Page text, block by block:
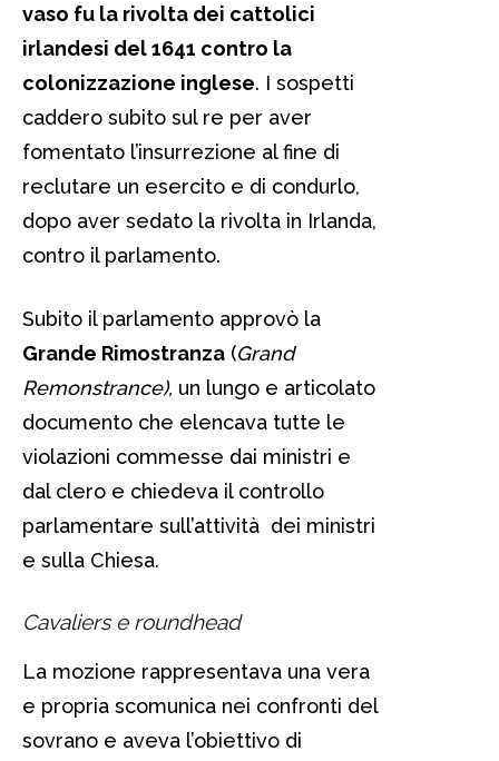
vaso fu la rivolta dei cattolici
irlandesi del 1641 contro la
colonizzazione inglese. I sospetti
caddero subito sul re per aver
fomentato l’insurrezione al fine di
reclutare un esercito e di condurlo,
dopo aver sedato la rivolta in Irlanda,
contro il parlamento.
Subito il parlamento approvò la
Grande Rimostranza (Grand
Remonstrance), un lungo e articolato
documento che elencava tutte le
violazioni commesse dai ministri e
dal clero e chiedeva il controllo
parlamentare sull’attività dei ministri
e sulla Chiesa.
Cavaliers e roundhead
La mozione rappresentava una vera
e propria scomunica nei confronti del
sovrano e aveva l’obiettivo di